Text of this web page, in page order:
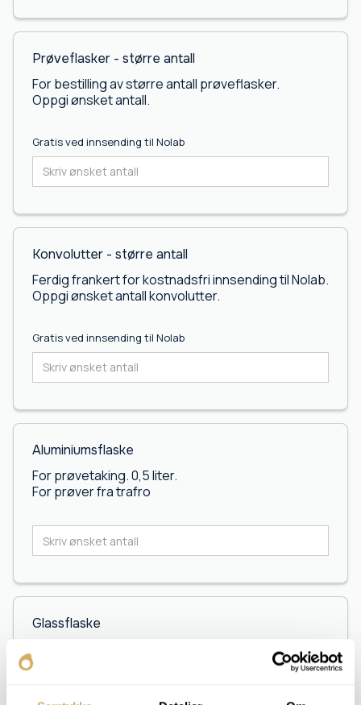
Prøveflasker - større antall
For bestilling av større antall prøveflasker.
Oppgi ønsket antall.
Gratis ved innsending til Nolab
Konvolutter - større antall
Ferdig frankert for kostnadsfri innsending til Nolab.
Oppgi ønsket antall konvolutter.
Gratis ved innsending til Nolab
Aluminiumsflaske
For prøvetaking. 0,5 liter.
For prøver fra trafro
Glassflaske